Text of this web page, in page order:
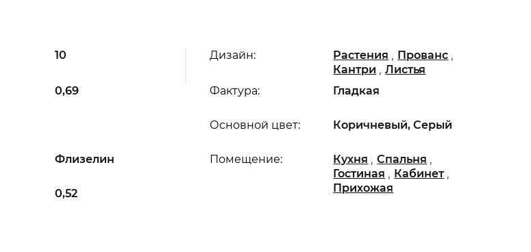
10
0,69
0,52
Основной цвет: Коричневый, Серый
Дизайн: Растения , Прованс ,
Кантри ,Листья
Флизелин Помещение: Кухня ,Спальня ,
Гостиная , Кабинет ,
Прихожая
Фактура: Гладкая